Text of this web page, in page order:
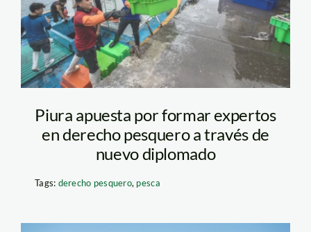
Piura apuesta por formar expertos
en derecho pesquero a través de
nuevo diplomado
Tags: derecho pesquero, pesca